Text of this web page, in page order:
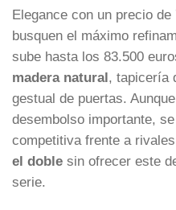
Elegance con un precio
busquen el máximo
sube hasta los 83.500
madera natural, tapicería
gestual de puertas.
desembolso importante,
competitiva frente a
el doble sin ofrecer este
serie.